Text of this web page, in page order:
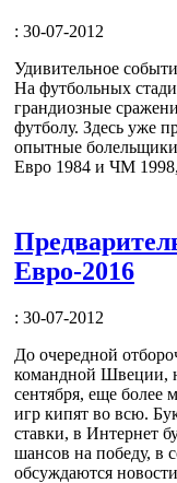
: 30-07-2012
Удивительное
На футбольных
грандиозные
футболу. Здесь уже
опытные
Евро 1984 и ЧМ
Евро-2016
: 30-07-2012
До очередной
командной Швеции,
сентября, еще более
игр кипят во всю.
ставки, в Интернет
шансов на победу, в
обсуждаются